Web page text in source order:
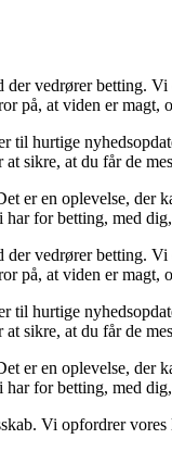
vedrører betting. Vi
på, at viden er
til hurtige
sikre, at du får de
er en oplevelse,
for betting, med
vedrører betting. Vi
på, at viden er
til hurtige
sikre, at du får de
er en oplevelse,
for betting, med
Vi opfordrer